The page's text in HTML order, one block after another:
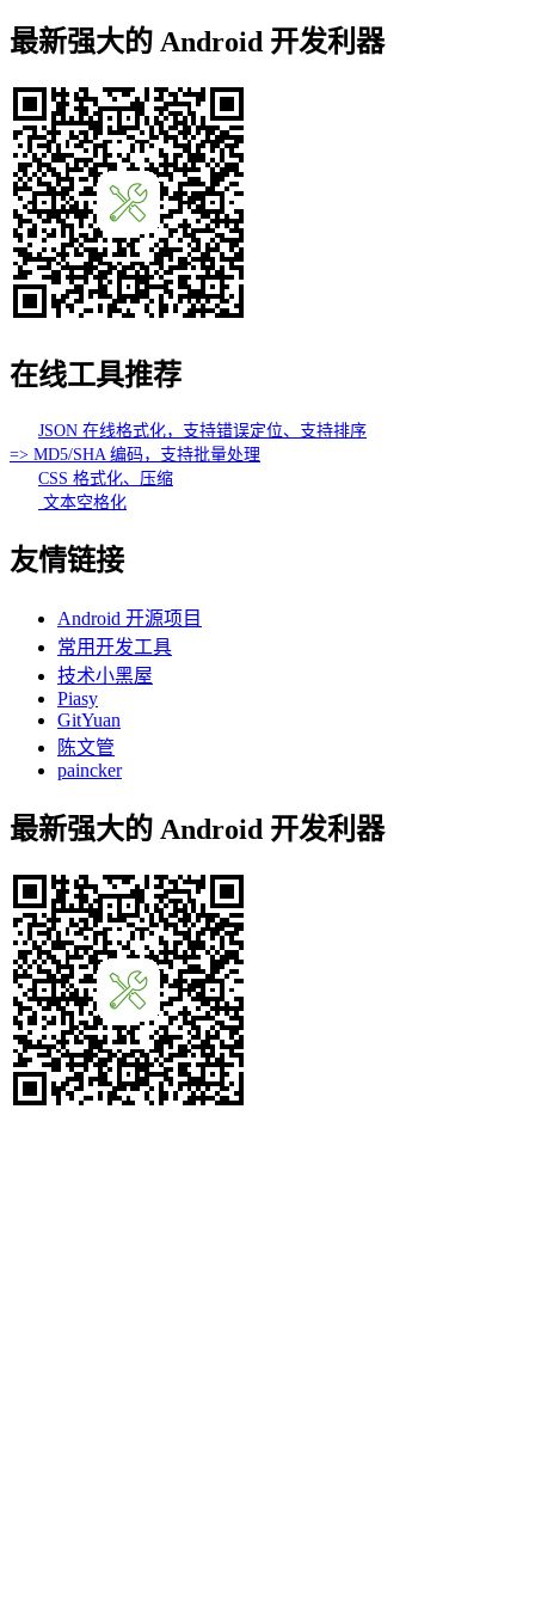
最新强大的 Android 开发利器
在线工具推荐
JSON 在线格式化，支持错误定位、支持排序
=> MD5/SHA 编码，支持批量处理
CSS 格式化、压缩
文本空格化
友情链接
Android 开源项目
常用开发工具
技术小黑屋
Piasy
GitYuan
陈文管
paincker
最新强大的 Android 开发利器